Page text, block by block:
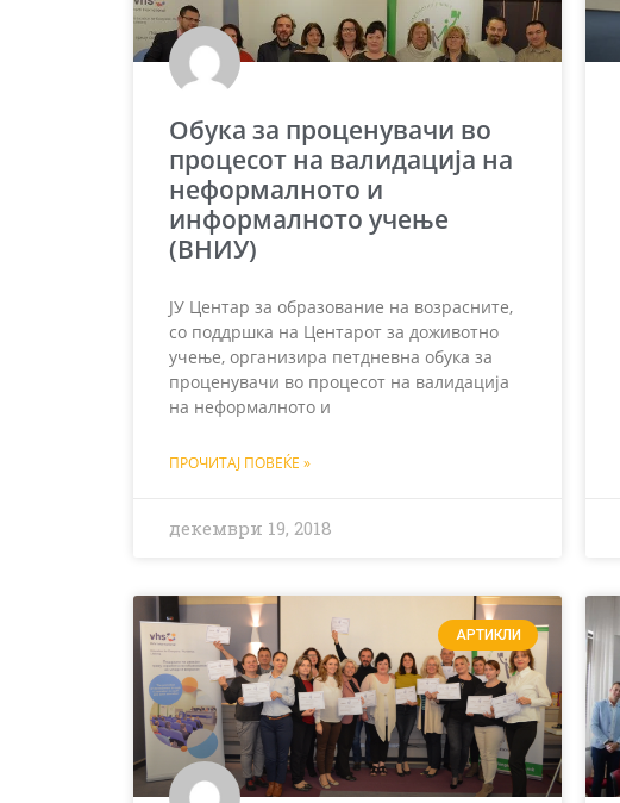
Обука за проценувачи во
процесот на валидација на
неформалното и
информалното учење
(ВНИУ)
ЈУ Центар за образование на возрасните,
со поддршка на Центарот за доживотно
учење, организира петдневна обука за
проценувачи во процесот на валидација
на неформалното и
ПРОЧИТАЈ ПОВЕЌЕ »
декември 19, 2018
АРТИКЛИ